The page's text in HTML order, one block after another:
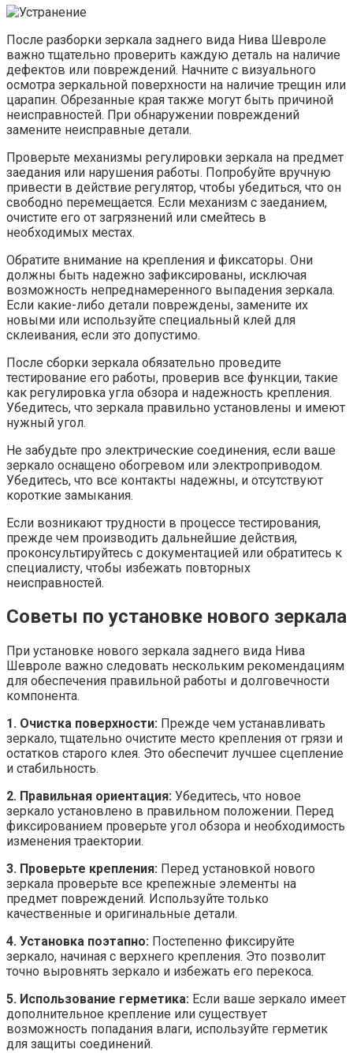
После разборки зеркала заднего вида Нива Шевроле
важно тщательно проверить каждую деталь на наличие
дефектов или повреждений. Начните с визуального
осмотра зеркальной поверхности на наличие трещин или
царапин. Обрезанные края также могут быть причиной
неисправностей. При обнаружении повреждений
замените неисправные детали.
Проверьте механизмы регулировки зеркала на предмет
заедания или нарушения работы. Попробуйте вручную
привести в действие регулятор, чтобы убедиться, что он
свободно перемещается. Если механизм с заеданием,
очистите его от загрязнений или смейтесь в
необходимых местах.
Обратите внимание на крепления и фиксаторы. Они
должны быть надежно зафиксированы, исключая
возможность непреднамеренного выпадения зеркала.
Если какие-либо детали повреждены, замените их
новыми или используйте специальный клей для
склеивания, если это допустимо.
После сборки зеркала обязательно проведите
тестирование его работы, проверив все функции, такие
как регулировка угла обзора и надежность крепления.
Убедитесь, что зеркала правильно установлены и имеют
нужный угол.
Не забудьте про электрические соединения, если ваше
зеркало оснащено обогревом или электроприводом.
Убедитесь, что все контакты надежны, и отсутствуют
короткие замыкания.
Если возникают трудности в процессе тестирования,
прежде чем производить дальнейшие действия,
проконсультируйтесь с документацией или обратитесь к
специалисту, чтобы избежать повторных
неисправностей.
Советы по установке нового зеркала
При установке нового зеркала заднего вида Нива
Шевроле важно следовать нескольким рекомендациям
для обеспечения правильной работы и долговечности
компонента.
1. Очистка поверхности: Прежде чем устанавливать
зеркало, тщательно очистите место крепления от грязи и
остатков старого клея. Это обеспечит лучшее сцепление
и стабильность.
2. Правильная ориентация: Убедитесь, что новое
зеркало установлено в правильном положении. Перед
фиксированием проверьте угол обзора и необходимость
изменения траектории.
3. Проверьте крепления: Перед установкой нового
зеркала проверьте все крепежные элементы на
предмет повреждений. Используйте только
качественные и оригинальные детали.
4. Установка поэтапно: Постепенно фиксируйте
зеркало, начиная с верхнего крепления. Это позволит
точно выровнять зеркало и избежать его перекоса.
5. Использование герметика: Если ваше зеркало имеет
дополнительное крепление или существует
возможность попадания влаги, используйте герметик
для защиты соединений.